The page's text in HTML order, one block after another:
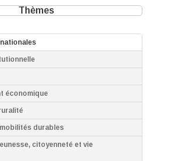
Thèmes
économique
durables
citoyenneté et vie